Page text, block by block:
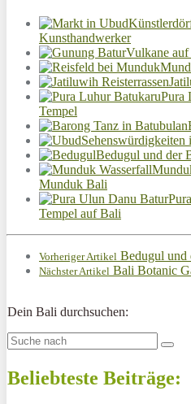
Kunsthandwerker
Vulkane
Pura
Tempel
Sehenswürdigkeiten
Bedugul und der
Munduk Bali
Tempel auf Bali
Vorheriger Artikel Bedugul und
Nächster Artikel Bali Botanic
Dein Bali durchsuchen:
Beliebteste Beiträge: